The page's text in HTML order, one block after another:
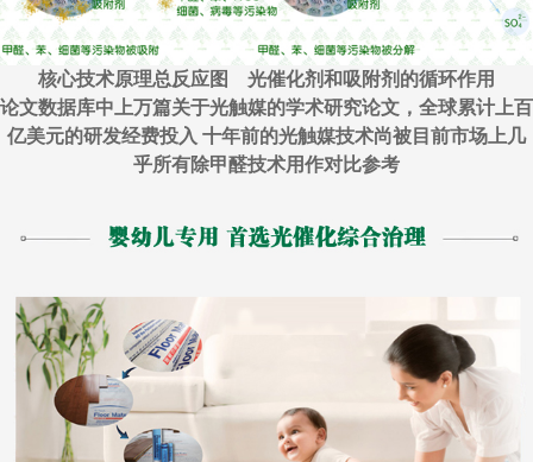
核心技术原理总反应图 光催化剂和吸附剂的循环作用
论文数据库中上万篇关于光触媒的学术研究论文，全球累计上百
亿美元的研发经费投入 十年前的光触媒技术尚被目前市场上几
乎所有除甲醛技术用作对比参考